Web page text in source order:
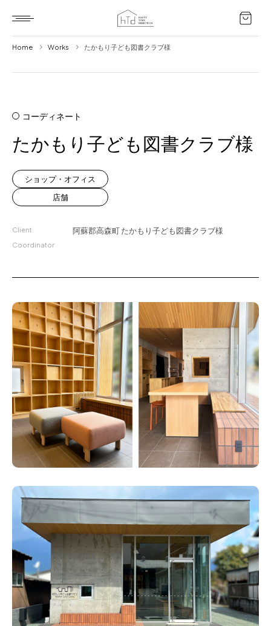
Home
Item
Brand
Recruit
Contact
熊本店
096-274-8175
Arv
0965-45-9282
Home Works たかもり子ども図書クラブ様
コーディネート
たかもり子ども図書クラブ様
ショップ・オフィス
店舗
Client 阿蘇郡高森町たかもり子ども図書クラブ様
Coordinator